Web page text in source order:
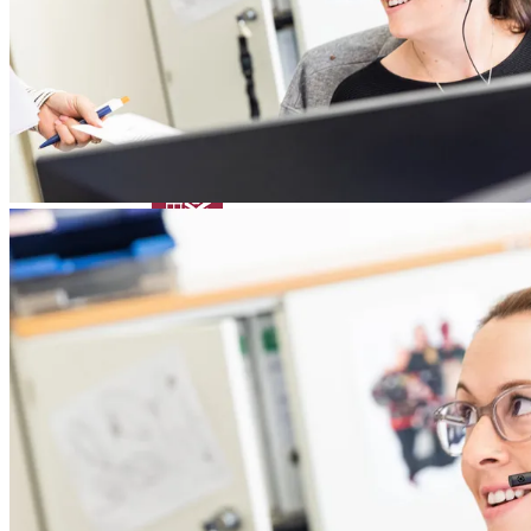
Academy Kontakt
News & Events
News
Veranstaltungen
Bevorstehende Ausstellungen, Konferenzen und
Symposien
Virtual Booth
Cant make it? Check out our Virtual Booth
Newsletter
Erhalten Sie direkt Produktinformationen, Bildungsangebote und
Veranstaltungsaktualisierungen.
Patient:innen
Anatomie des Auges
Fehlsichtigkeiten
Augenerkrankungen
Glossar
Um keine Neuigkeiten zu verpassen, melden Sie sich für unseren
an!
Academy Kontakt
Zurück
Das Neueste von Heidelberg Engineering
Veranstaltungen
Bevorstehende Ausstellungen, Konferenzen und Symposien
Virtual Booth